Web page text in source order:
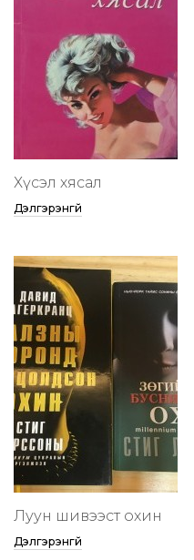
Хүсэл хясал
Дэлгэрэнгүй
Луун шивээст охин
Дэлгэрэнгүй